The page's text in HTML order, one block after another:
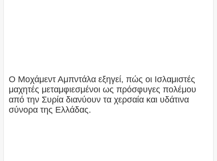
Ο Μοχάμεντ Αμπντάλα εξηγεί, πώς οι Ισλαμιστές
μαχητές μεταμφιεσμένοι ως πρόσφυγες πολέμου
από την Συρία διανύουν τα χερσαία και υδάτινα
σύνορα της Ελλάδας.